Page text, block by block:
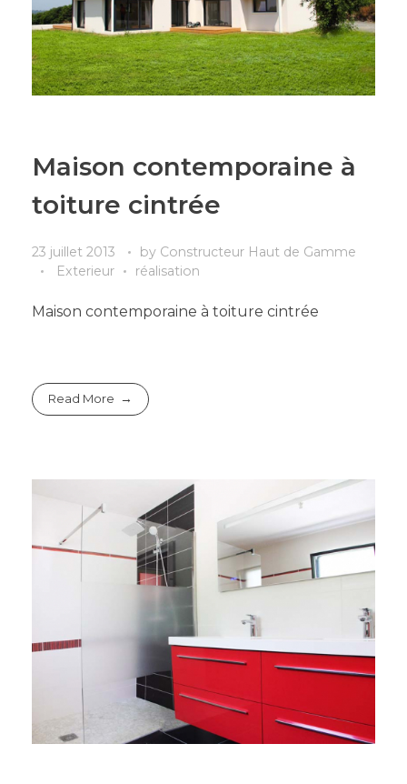
Maison contemporaine à
toiture cintrée
23 juillet 2013 by Constructeur Haut de Gamme
Exterieur
réalisation
Maison contemporaine à toiture cintrée
Read More